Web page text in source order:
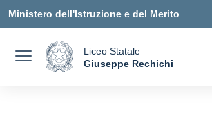
Vai ai contenuti
Vai al menu di navigazione
Vai al footer
Ministero dell'Istruzione e del Merito
Liceo Statale
Giuseppe Rechichi